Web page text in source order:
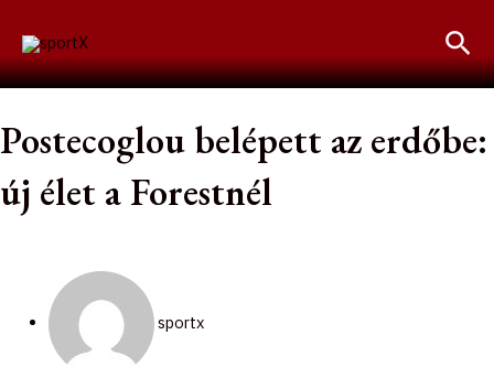
content
Postecoglou belépett az erdőbe:
új élet a Forestnél
sportx